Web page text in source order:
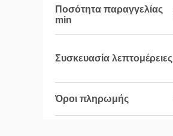
Ποσότητα παραγγελίας
min
Συσκευασία λεπτομέρειες
Όροι πληρωμής